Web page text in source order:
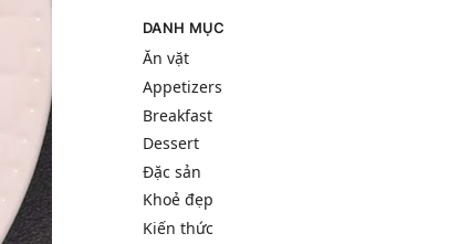
DANH MỤC
Ăn vặt
Appetizers
Breakfast
Dessert
Đặc sản
Khoẻ đẹp
Kiến thức